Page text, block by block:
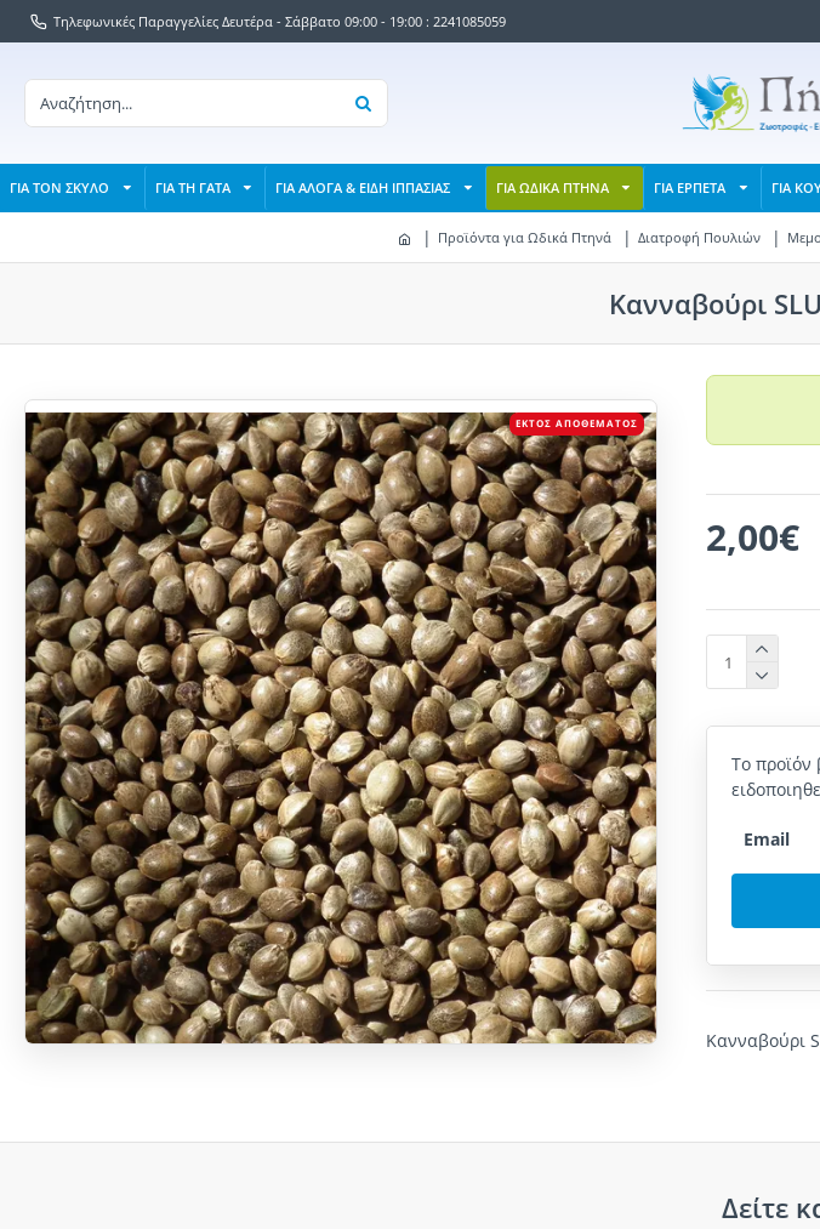
Τηλεφωνικές Παραγγελίες Δευτέρα - Σάββατο 09:00 - 19:00 : 2241085059
ΓΙΑ ΤΟΝ ΣΚΥΛΟ ΓΙΑ ΤΗ ΓΑΤΑ ΓΙΑ ΑΛΟΓΑ & ΕΙΔΗ ΙΠΠΑΣΙΑΣ ΓΙΑ ΩΔΙΚΑ ΠΤΗΝΑ ΓΙΑ ΕΡΠΕΤΑ ΓΙΑ
Προϊόντα για Ωδικά Πτηνά Διατροφή Πουλιών
Κανναβούρι
ΕΚΤΌΣ ΑΠΟΘΈΜΑΤΟΣ
2,00€
Το προϊόν
Email
Κανναβούρι
Δείτε